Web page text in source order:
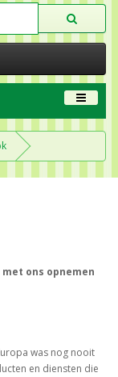
ons opnemen
was nog nooit
en diensten die